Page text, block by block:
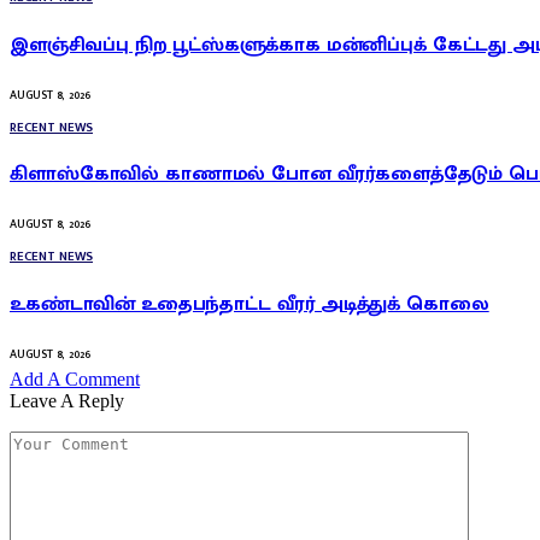
இளஞ்சிவப்பு நிற பூட்ஸ்களுக்காக மன்னிப்புக் கேட்டது
AUGUST 8, 2026
RECENT NEWS
கிளாஸ்கோவில் காணாமல் போன வீரர்களைத்தேடும்
AUGUST 8, 2026
RECENT NEWS
உகண்டாவின் உதைபந்தாட்ட வீரர் அடித்துக் கொலை
AUGUST 8, 2026
Add A Comment
Leave A Reply